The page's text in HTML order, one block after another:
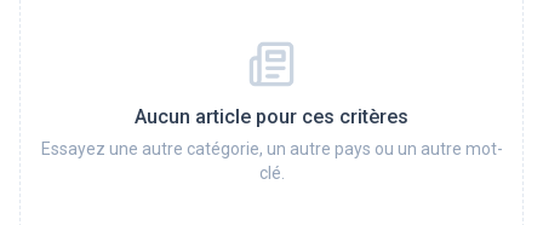
Aucun article pour ces critères
Essayez une autre catégorie, un autre pays ou un autre mot-
clé.